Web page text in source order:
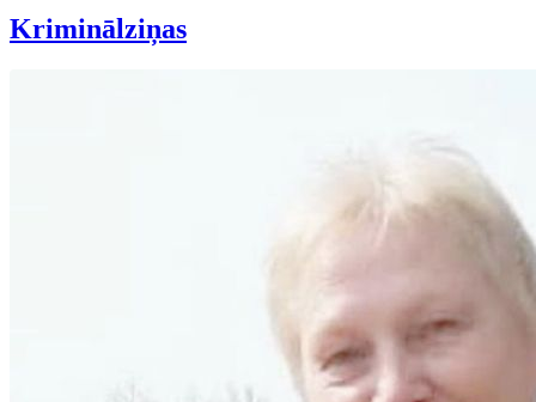
Kriminālziņas